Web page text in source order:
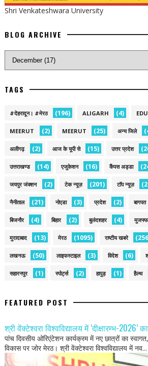
Shri Venkateshwara University
BLOG ARCHIVE
TAGS
#देहरादून। #मेरठ (196) ALIGARH (4)
MEERUT (2) MEERUT (25) अन्य जिले
अलीगढ़ (2) आज के यूपी से (15) उत्तर प्रदेश
उत्तराखण्ड (14) एजुकेशन (16) कैंपस अड्डा
जयपुर जंक्शन (2) टेक न्यूज़ (201) टॉप न्यूज़
नैनीताल (21) नोएडा (3) प्रदेश (2) बागपत
बिजनौर (4) बिहार (2) बुलंदशहर (4)
मुरादाबाद (13) मेरठ (1095) राष्टीय खबरे
लखनऊ (50) लाइफस्टाइल (3) विदेश (6)
सहारनपुर (1) स्पोर्ट्स (2) हापुड़ (1) हैल्थ
FEATURED POST
श्री वेंक्टेश्वरा विश्वविद्यालय में ‘दीक्षारम्भ-2026’
पांच दिवसीय ओरिएंटेशन कार्यक्रम में नए छात्रों का
विकास पर जोर मेरठ। श्री वेंक्टेश्वरा विश्वविद्यालय में नव...